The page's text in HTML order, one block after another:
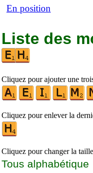
En position
Liste des
Cliquez pour ajouter une
Cliquez pour enlever la
Cliquez pour changer la
Tous alphabétique